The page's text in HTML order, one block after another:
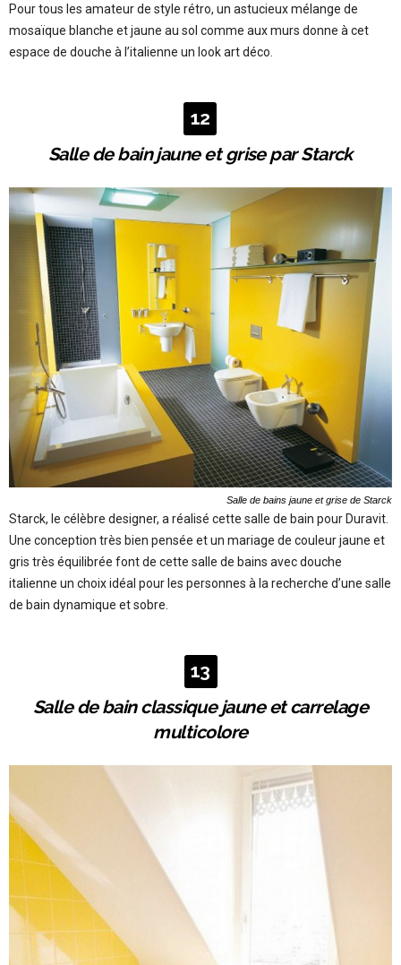
Pour tous les amateur de style rétro, un astucieux mélange de
mosaïque blanche et jaune au sol comme aux murs donne à cet
espace de douche à l’italienne un look art déco.
12
Salle de bain jaune et grise par Starck
Salle de bains jaune et grise de Starck
Starck, le célèbre designer, a réalisé cette salle de bain pour Duravit.
Une conception très bien pensée et un mariage de couleur jaune et
gris très équilibrée font de cette salle de bains avec douche
italienne un choix idéal pour les personnes à la recherche d’une salle
de bain dynamique et sobre.
13
Salle de bain classique jaune et carrelage
multicolore